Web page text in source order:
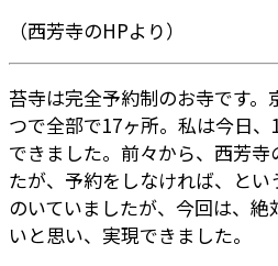
（西芳寺のHPより）
苔寺は完全予約制のお寺です
つで全部で17ヶ所。私は今日
できました。前々から、西芳
たが、予約をしなければ、と
のいていましたが、今回は、
いと思い、実現できました。